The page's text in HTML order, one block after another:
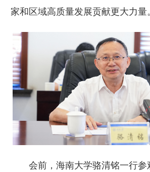
家和区域高质量发展贡献更大力量
会前，海南大学骆清铭一行参